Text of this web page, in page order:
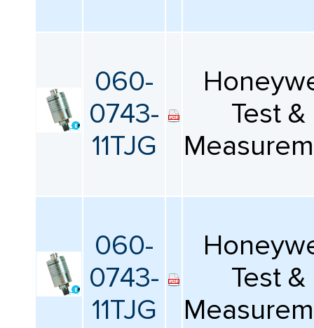
060-
0743-
11TJG
Test &
060-
0743-
11TJG
Test &